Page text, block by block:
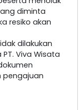
diminta
resiko akan
dilakukan
Viva Wisata
pengajuan